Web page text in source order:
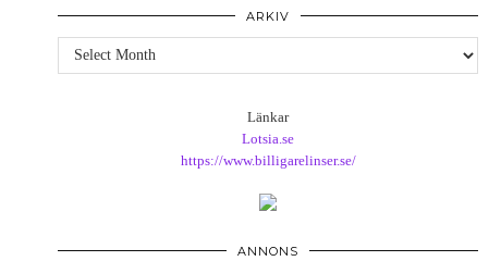
ARKIV
Arkiv
Länkar
Lotsia.se
https://www.billigarelinser.se/
ANNONS